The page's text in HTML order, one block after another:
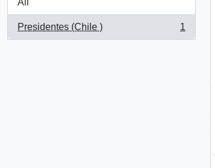
All
Presidentes (Chile )
, 1 results
1